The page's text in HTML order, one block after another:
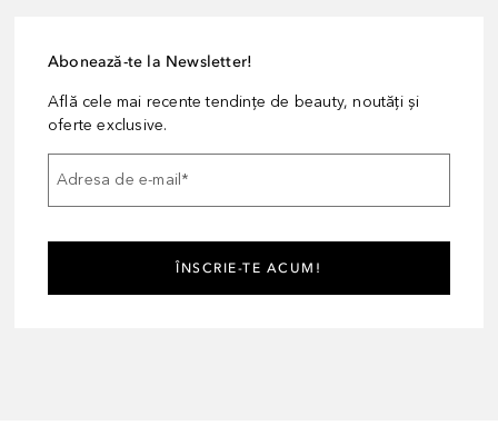
Abonează-te la Newsletter!
Află cele mai recente tendințe de beauty, noutăți și
oferte exclusive.
Adresa de e-mail*
ÎNSCRIE-TE ACUM!